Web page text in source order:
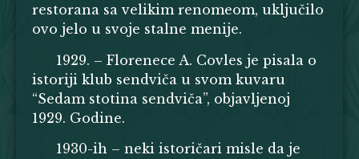
restorana sa velikim renomeom, uključilo
ovo jelo u svoje stalne menije.
1929. – Florenece A. Covles je pisala o
istoriji klub sendviča u svom kuvaru
“Sedam stotina sendviča”, objavljenoj
1929. Godine.
1930-ih – neki istoričari misle da je